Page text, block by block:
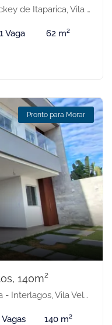
Itaparica, Vila Velha-ES
1 Vaga 62 m²
Pronto para Morar
140m²
Vila Velha-ES
Vagas 140 m²